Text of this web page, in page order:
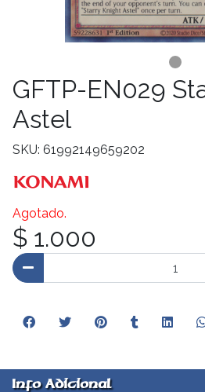
GFTP-EN029
Astel
SKU: 61992149659202
Agotado.
$ 1.000
Info Adicional